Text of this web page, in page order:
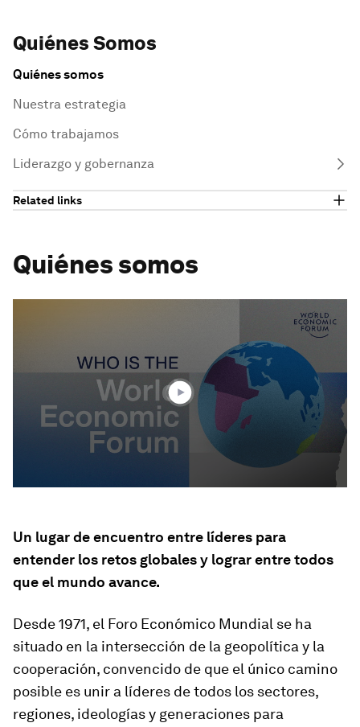
Quiénes Somos
Quiénes somos
Nuestra estrategia
Cómo trabajamos
Liderazgo y gobernanza
Related links
Quiénes somos
Un lugar de encuentro entre líderes para
entender los retos globales y lograr entre todos
que el mundo avance.
Desde 1971, el Foro Económico Mundial se ha
situado en la intersección de la geopolítica y la
cooperación, convencido de que el único camino
posible es unir a líderes de todos los sectores,
regiones, ideologías y generaciones para